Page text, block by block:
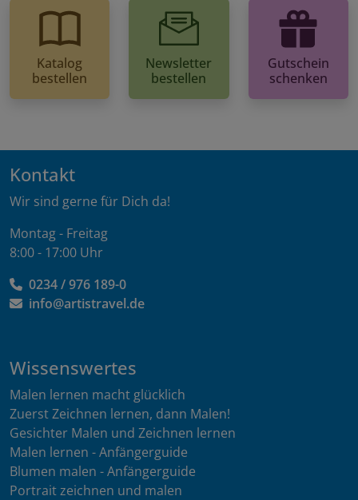
Katalog
bestellen
Newsletter
bestellen
Gutschein
schenken
Kontakt
Wir sind gerne für Dich da!
Montag - Freitag
8:00 - 17:00 Uhr
0234 / 976 189-0
info@artistravel.de
Wissenswertes
Malen lernen macht glücklich
Zuerst Zeichnen lernen, dann Malen!
Gesichter Malen und Zeichnen lernen
Malen lernen - Anfängerguide
Blumen malen - Anfängerguide
Portrait zeichnen und malen